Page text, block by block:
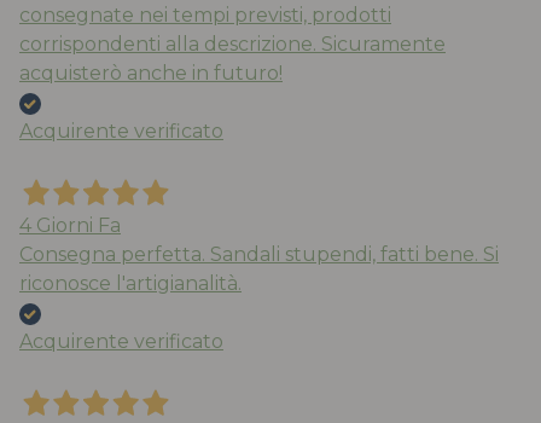
consegnate nei tempi previsti, prodotti
corrispondenti alla descrizione. Sicuramente
acquisterò anche in futuro!
Acquirente verificato
4 Giorni Fa
Consegna perfetta. Sandali stupendi, fatti bene. Si
riconosce l'artigianalità.
Acquirente verificato